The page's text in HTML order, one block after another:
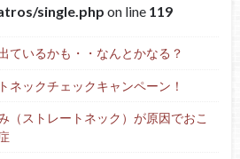
single.php on line 119
ているかも・・なんとかなる？
ネックチェックキャンペーン！
（ストレートネック）が原因でおこ